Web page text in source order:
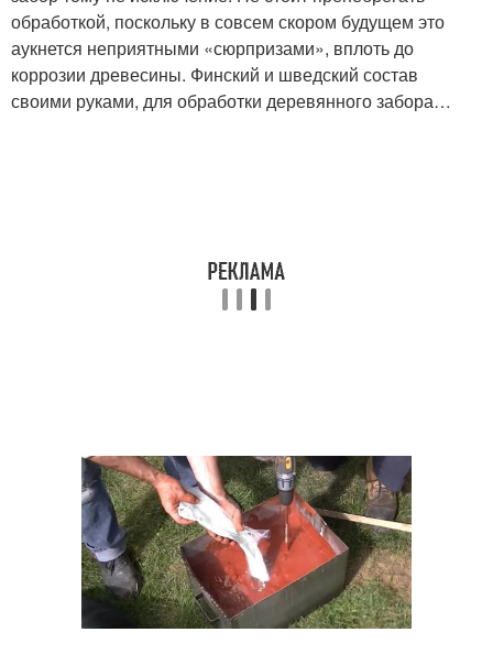
Краска для наружных
работ
Краска по ржавчине
обработкой, поскольку в совсем скором будущем это
аукнется неприятными «сюрпризами», вплоть до
коррозии древесины. Финский и шведский состав
своими руками, для обработки деревянного забора…